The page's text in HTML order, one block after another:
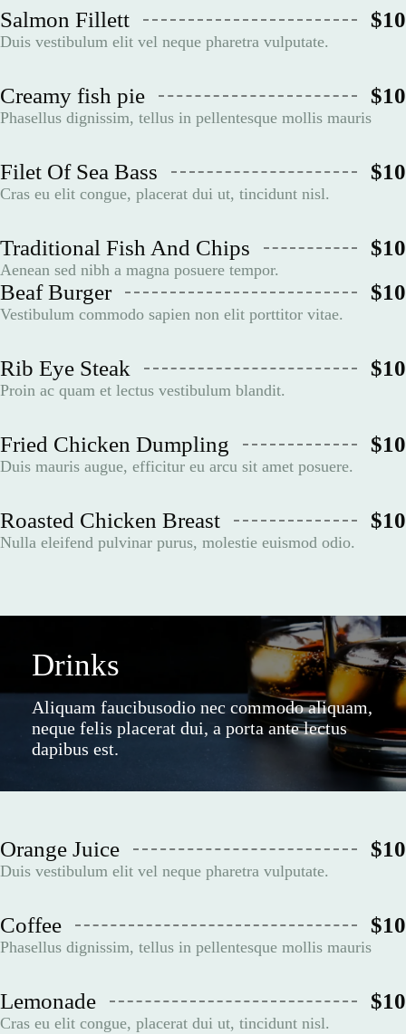
Salmon Fillett $10
Duis vestibulum elit vel neque pharetra vulputate.
Creamy fish pie $10
Phasellus dignissim, tellus in pellentesque mollis mauris
Filet Of Sea Bass $10
Cras eu elit congue, placerat dui ut, tincidunt nisl.
Traditional Fish And Chips $10
Aenean sed nibh a magna posuere tempor.
Beaf Burger $10
Vestibulum commodo sapien non elit porttitor vitae.
Rib Eye Steak $10
Proin ac quam et lectus vestibulum blandit.
Fried Chicken Dumpling $10
Duis mauris augue, efficitur eu arcu sit amet posuere.
Roasted Chicken Breast $10
Nulla eleifend pulvinar purus, molestie euismod odio.
Drinks
Aliquam faucibusodio nec commodo aliquam,
neque felis placerat dui, a porta ante lectus
dapibus est.
Orange Juice $10
Duis vestibulum elit vel neque pharetra vulputate.
Coffee $10
Phasellus dignissim, tellus in pellentesque mollis mauris
Lemonade $10
Cras eu elit congue, placerat dui ut, tincidunt nisl.